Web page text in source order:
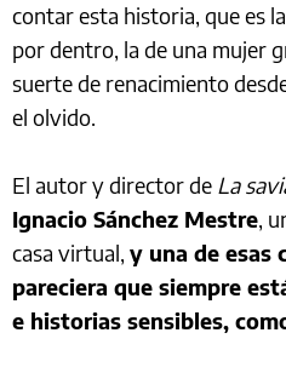
contar esta historia, que es
por dentro, la de una mujer
suerte de renacimiento
el olvido.
El autor y director de La
Ignacio Sánchez Mestre,
casa virtual, y una de esas
pareciera que siempre
e historias sensibles,